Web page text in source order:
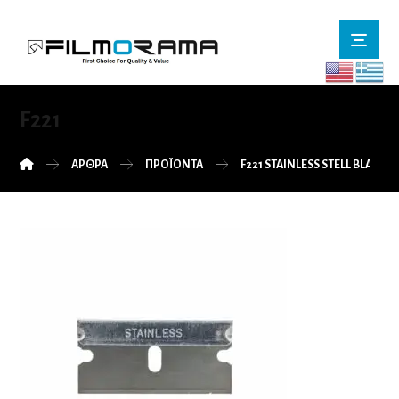
F221
ΆΡΘΡΑ ΠΡΟΪΌΝΤΑ F221 STAINLESS STELL BLADE